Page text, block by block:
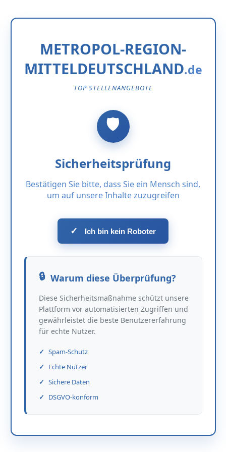
METROPOL-REGION-
MITTELDEUTSCHLAND
TOP STELLENANGEBOTE
Sicherheitsprüfung
Bestätigen Sie bitte, dass Sie ein Mensch sind,
um auf unsere Inhalte zuzugreifen
✓ Ich bin kein Roboter
Warum diese Überprüfung?
Diese Sicherheitsmaßnahme schützt unsere
Plattform vor automatisierten Zugriffen und
gewährleistet die beste Benutzererfahrung
für echte Nutzer.
Spam-Schutz
Echte Nutzer
Sichere Daten
DSGVO-konform